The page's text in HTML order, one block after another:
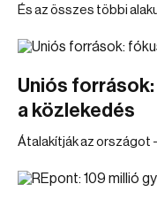
És az összes többi
Uniós
a közlekedés
Átalakítják az országot